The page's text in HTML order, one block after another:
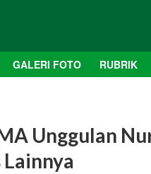
GALERI FOTO RUBRIK
Unggulan